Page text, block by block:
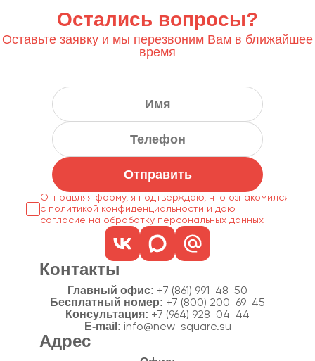
Остались вопросы?
Оставьте заявку и мы перезвоним Вам в ближайшее
время
Отправить
Отправляя форму, я подтверждаю, что ознакомился
с политикой конфиденциальности
согласие на обработку персональных данных
Контакты
Главный офис: +7 (861) 991-48-50
Бесплатный номер: +7 (800) 200-69-45
Консультация: +7 (964) 928-04-44
E-mail: info@new-square.su
Адрес